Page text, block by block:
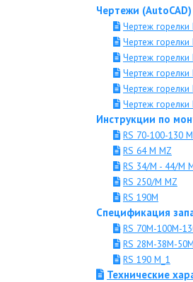
Чертежи (AutoCAD)
Чертеж горелки
Чертеж горелки
Чертеж горелки
Чертеж горелки
Чертеж горелки
Чертеж горелки
Инструкции по
RS 70-100-130
RS 64 M MZ
RS 34/M - 44/M
RS 250/M MZ
RS 190M
Спецификация
RS 70M-100M-
RS 28M-38M-50M
RS 190 M_1
Технические